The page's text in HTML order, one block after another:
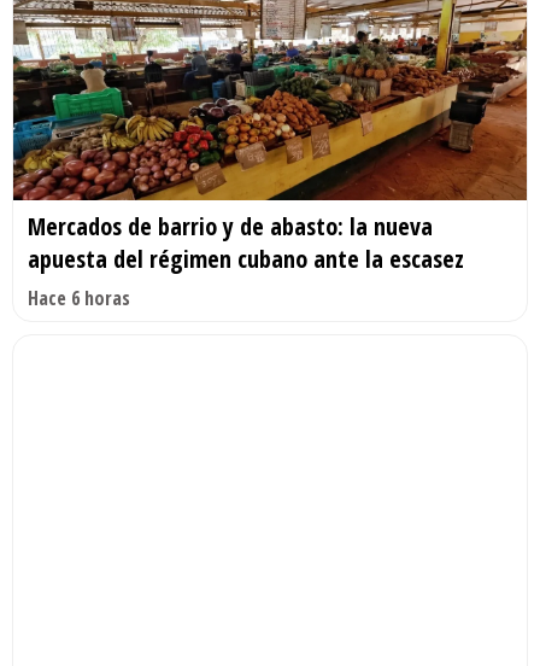
Mercados de barrio y de abasto: la nueva
apuesta del régimen cubano ante la escasez
Hace 6 horas